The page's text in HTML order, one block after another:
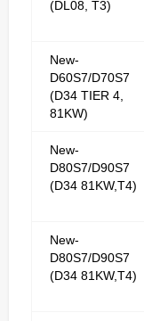
(DL08, T3)
New-
D60S7/D70S7
(D34 TIER 4,
81KW)
New-
D80S7/D90S7
(D34 81KW,T4)
New-
D80S7/D90S7
(D34 81KW,T4)